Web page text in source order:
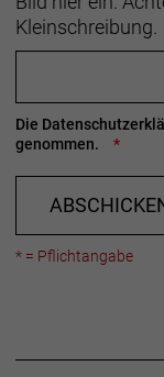
Kleinschreibung.
Die
genommen.
* = Pflichtangabe